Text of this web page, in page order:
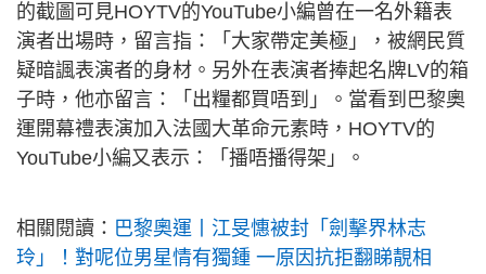
的截圖可見HOYTV的YouTube小編曾在一名外籍表
演者出場時，留言指：「大家帶定美極」，被網民質
疑暗諷表演者的身材。另外在表演者捧起名牌LV的箱
子時，他亦留言：「出糧都買唔到」。當看到巴黎奧
運開幕禮表演加入法國大革命元素時，HOYTV的
YouTube小編又表示：「播唔播得架」。
相關閱讀： 巴黎奧運丨江旻憓被封「劍擊界林志
玲」！對呢位男星情有獨鍾 一原因抗拒翻睇靚相